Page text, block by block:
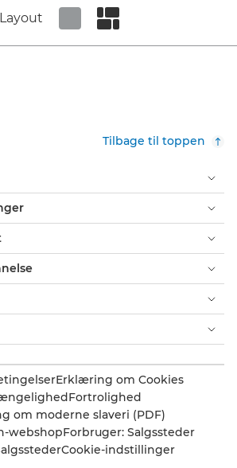
Layout
Tilbage til toppen
Erklæring om Cookies
Fortrolighed
om moderne slaveri (PDF)
webshopForbruger: Salgssteder
Cookie-indstillinger